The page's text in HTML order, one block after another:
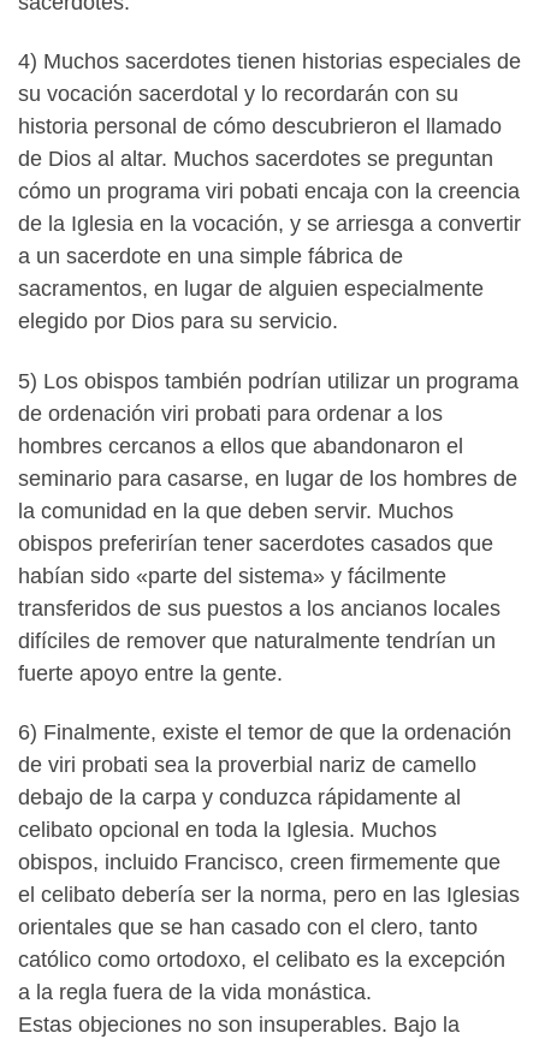
4) Muchos sacerdotes tienen historias especiales de
su vocación sacerdotal y lo recordarán con su
historia personal de cómo descubrieron el llamado
de Dios al altar. Muchos sacerdotes se preguntan
cómo un programa viri pobati encaja con la creencia
de la Iglesia en la vocación, y se arriesga a convertir
a un sacerdote en una simple fábrica de
sacramentos, en lugar de alguien especialmente
elegido por Dios para su servicio.
5) Los obispos también podrían utilizar un programa
de ordenación viri probati para ordenar a los
hombres cercanos a ellos que abandonaron el
seminario para casarse, en lugar de los hombres de
la comunidad en la que deben servir. Muchos
obispos preferirían tener sacerdotes casados ​​que
habían sido «parte del sistema» y fácilmente
transferidos de sus puestos a los ancianos locales
difíciles de remover que naturalmente tendrían un
fuerte apoyo entre la gente.
6) Finalmente, existe el temor de que la ordenación
de viri probati sea la proverbial nariz de camello
debajo de la carpa y conduzca rápidamente al
celibato opcional en toda la Iglesia. Muchos
obispos, incluido Francisco, creen firmemente que
el celibato debería ser la norma, pero en las Iglesias
orientales que se han casado con el clero, tanto
católico como ortodoxo, el celibato es la excepción
a la regla fuera de la vida monástica.
Estas objeciones no son insuperables. Bajo la